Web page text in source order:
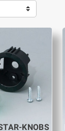
KNOBS